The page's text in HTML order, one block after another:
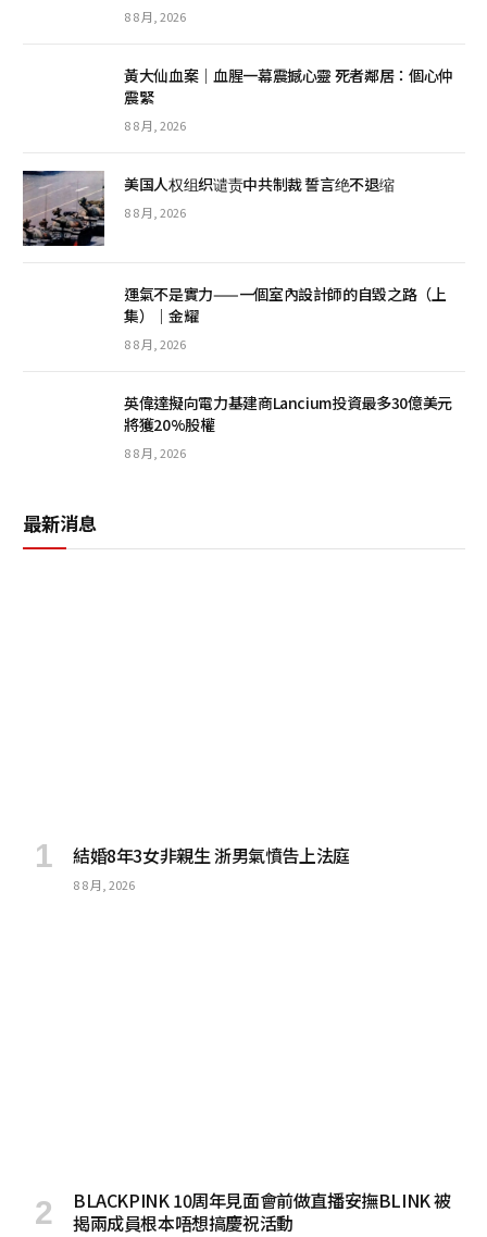
8 8 月, 2026
黃大仙血案│血腥一幕震撼心靈 死者鄰居：個心仲
震緊
8 8 月, 2026
美国人权组织谴责中共制裁 誓言绝不退缩
8 8 月, 2026
運氣不是實力——一個室內設計師的自毀之路（上
集）｜金耀
8 8 月, 2026
英偉達擬向電力基建商Lancium投資最多30億美元
將獲20%股權
8 8 月, 2026
最新消息
結婚8年3女非親生 浙男氣憤告上法庭
8 8 月, 2026
BLACKPINK 10周年見面會前做直播安撫BLINK 被
揭兩成員根本唔想搞慶祝活動